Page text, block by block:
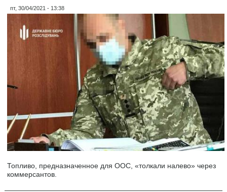
пт, 30/04/2021 - 13:38
Топливо, предназначенное для ООС, «толкали налево» через
коммерсантов.